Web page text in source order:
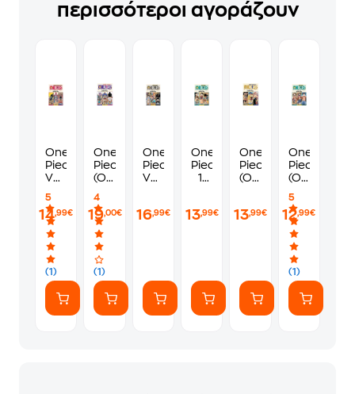
περισσότεροι αγοράζουν
One
Piece
Vols.
47
&
48
5
(1)
14,99€
One
Piece
(Omnibus
Vol.
19
4
(1)
19,00€
One
Piece
Vols.
&
16,99€
One
Piece
11
32-
13,99€
One
Piece
(Omnibus
22
13,99€
One
Piece
(Omnibus
Vol.
10
5
(1)
12,99€